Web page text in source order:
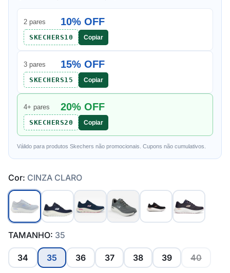
2 pares 10% OFF
SKECHERS10 Copiar
3 pares 15% OFF
SKECHERS15 Copiar
4+ pares 20% OFF
SKECHERS20 Copiar
Válido para produtos Skechers não promocionais. Cupons não cumulativos.
Cor: CINZA CLARO
TAMANHO: 35
34 35 36 37 38 39 40